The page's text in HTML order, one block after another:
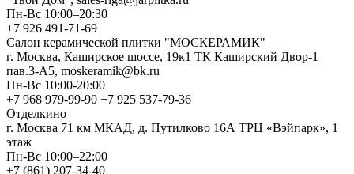
Пн-Вс 10:00–20:30
+7 926 491-71-69
Салон керамической плитки "МОСКЕРАМИК"
г. Москва, Каширское шоссе, 19к1 ТК Каширский Двор-1
пав.3-А5, moskeramik@bk.ru
Пн-Вс 10:00-20:00
+7 968 979-99-90 +7 925 537-79-36
Отделкино
г. Москва 71 км МКАД, д. Путилково 16А ТРЦ «Вэйпарк», 1
этаж
Пн-Вс 10:00–22:00
+7 (861) 207-34-40